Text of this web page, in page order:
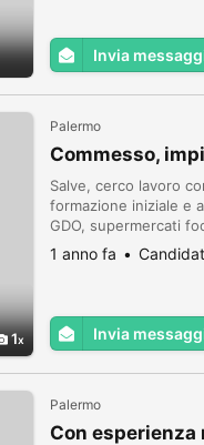
Invia
1
Palermo
Commesso,
Salve, cerco lavoro
formazione iniziale e
GDO, supermercati
amministrazione e
se...
1 anno fa
Invia
Palermo
Con